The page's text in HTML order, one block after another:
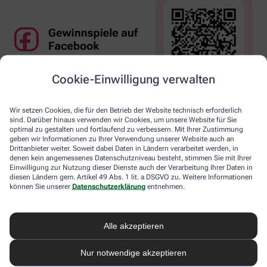
Cookie-Einwilligung verwalten
Wir setzen Cookies, die für den Betrieb der Website technisch erforderlich
sind. Darüber hinaus verwenden wir Cookies, um unsere Website für Sie
optimal zu gestalten und fortlaufend zu verbessern. Mit Ihrer Zustimmung
geben wir Informationen zu Ihrer Verwendung unserer Website auch an
Drittanbieter weiter. Soweit dabei Daten in Ländern verarbeitet werden, in
denen kein angemessenes Datenschutzniveau besteht, stimmen Sie mit Ihrer
Einwilligung zur Nutzung dieser Dienste auch der Verarbeitung Ihrer Daten in
diesen Ländern gem. Artikel 49 Abs. 1 lit. a DSGVO zu. Weitere Informationen
können Sie unserer Datenschutzerklärung entnehmen.
Alle akzeptieren
Nur notwendige akzeptieren